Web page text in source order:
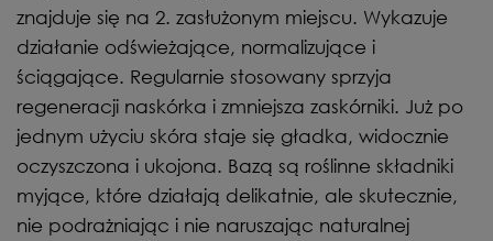
znajduje się na 2. zasłużonym miejscu. Wykazuje
działanie odświeżające, normalizujące i
ściągające. Regularnie stosowany sprzyja
regeneracji naskórka i zmniejsza zaskórniki. Już po
jednym użyciu skóra staje się gładka, widocznie
oczyszczona i ukojona. Bazą są roślinne składniki
myjące, które działają delikatnie, ale skutecznie,
nie podrażniając i nie naruszając naturalnej